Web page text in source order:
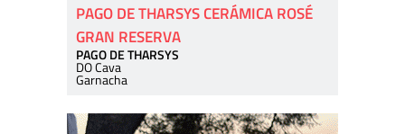
PAGO DE THARSYS CERÁMICA ROSÉ
GRAN RESERVA
PAGO DE THARSYS
DO Cava
Garnacha